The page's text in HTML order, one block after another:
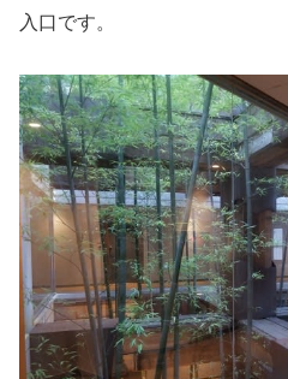
入口です。